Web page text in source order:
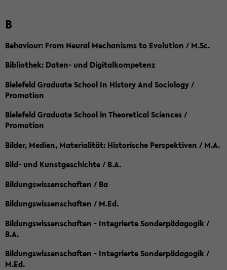
B
Behaviour: From Neural Mechanisms to Evolution / M.Sc.
Bibliothek: Daten- und Digitalkompetenz
Bielefeld Graduate School In History And Sociology /
Promotion
Bielefeld Graduate School in Theoretical Sciences /
Promotion
Bilder, Medien, Materialität: Historische Perspektiven / M.A.
Bild- und Kunstgeschichte / B.A.
Bildungswissenschaften / Ba
Bildungswissenschaften / M.Ed.
Bildungswissenschaften - Integrierte Sonderpädagogik /
B.A.
Bildungswissenschaften - Integrierte Sonderpädagogik /
M.Ed.